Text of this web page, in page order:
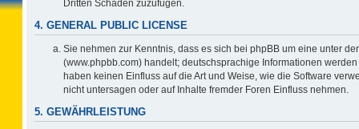
Dritten Schaden zuzufügen.
4. GENERAL PUBLIC LICENSE
Sie nehmen zur Kenntnis, dass es sich bei phpBB um eine unter der
(www.phpbb.com) handelt; deutschsprachige Informationen
haben keinen Einfluss auf die Art und Weise, wie die Software
nicht untersagen oder auf Inhalte fremder Foren Einfluss nehmen.
5. GEWÄHRLEISTUNG